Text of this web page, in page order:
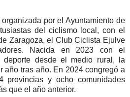
por el Ayuntamiento de
del ciclismo local, con el
Zaragoza, el Club Ciclista Ejulve
Nacida en 2023 con el
deporte desde el medio rural, la
año tras año. En 2024 congregó a
provincias y ocho comunidades
que el año anterior.